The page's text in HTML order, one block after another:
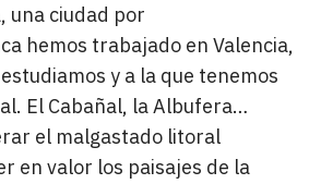
una ciudad por
hemos trabajado en Valencia,
y a la que tenemos
El Cabañal, la Albufera…
el malgastado litoral
en valor los paisajes de la